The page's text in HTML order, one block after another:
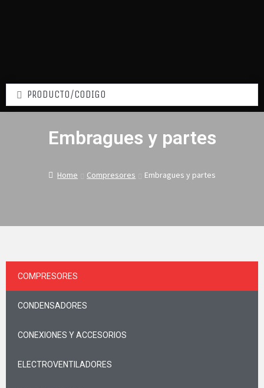
Embragues y partes
Home Compresores Embragues y partes
COMPRESORES
CONDENSADORES
CONEXIONES Y ACCESORIOS
ELECTROVENTILADORES